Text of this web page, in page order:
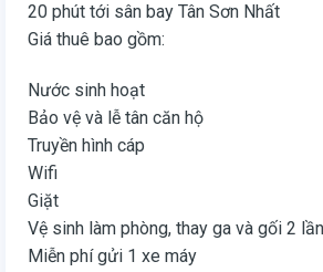
20 phút tới sân bay Tân Sơn Nhất
Giá thuê bao gồm:
Nước sinh hoạt
Bảo vệ và lễ tân căn hộ
Truyền hình cáp
Wifi
Giặt
Vệ sinh làm phòng, thay ga và gối 2
Miễn phí gửi 1 xe máy